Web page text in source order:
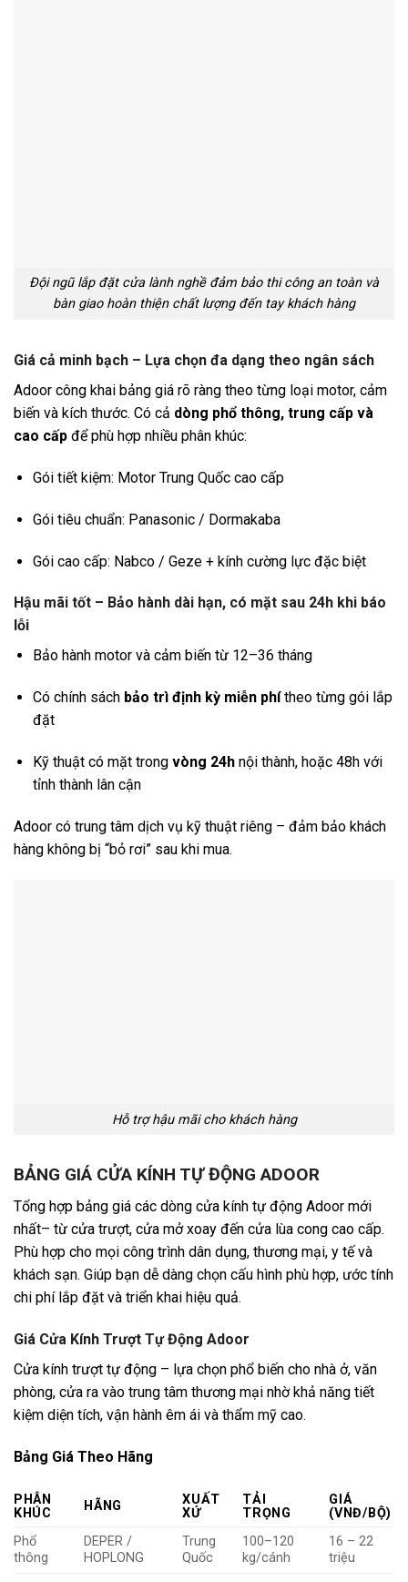
Đội ngũ lắp đặt cửa lành nghề đảm bảo thi công an toàn và
bàn giao hoàn thiện chất lượng đến tay khách hàng
Giá cả minh bạch – Lựa chọn đa dạng theo ngân sách
Adoor công khai bảng giá rõ ràng theo từng loại motor, cảm
biến và kích thước. Có cả dòng phổ thông, trung cấp và
cao cấp để phù hợp nhiều phân khúc:
Gói tiết kiệm: Motor Trung Quốc cao cấp
Gói tiêu chuẩn: Panasonic / Dormakaba
Gói cao cấp: Nabco / Geze + kính cường lực đặc biệt
Hậu mãi tốt – Bảo hành dài hạn, có mặt sau 24h khi báo
lỗi
Bảo hành motor và cảm biến từ 12–36 tháng
Có chính sách bảo trì định kỳ miễn phítheo từng gói lắp
đặt
Kỹ thuật có mặt trong vòng 24hnội thành, hoặc 48h với
tỉnh thành lân cận
Adoor có trung tâm dịch vụ kỹ thuật riêng – đảm bảo khách
hàng không bị “bỏ rơi” sau khi mua.
Hỗ trợ hậu mãi cho khách hàng
BẢNG GIÁ CỬA KÍNH TỰ ĐỘNG ADOOR
Tổng hợp bảng giá các dòng cửa kính tự động Adoor mới
nhất– từ cửa trượt, cửa mở xoay đến cửa lùa cong cao cấp.
Phù hợp cho mọi công trình dân dụng, thương mại, y tế và
khách sạn. Giúp bạn dễ dàng chọn cấu hình phù hợp, ước tính
chi phí lắp đặt và triển khai hiệu quả.
Giá Cửa Kính Trượt Tự Động Adoor
Cửa kính trượt tự động – lựa chọn phổ biến cho nhà ở, văn
phòng, cửa ra vào trung tâm thương mại nhờ khả năng tiết
kiệm diện tích, vận hành êm ái và thẩm mỹ cao.
Bảng Giá Theo Hãng
PHÂN
KHÚC
HÃNG
XUẤT
XỨ
TẢI
TRỌNG
GIÁ
(VNĐ/BỘ)
Phổ
thông
DEPER /
HOPLONG
Trung
Quốc
100–120
kg/cánh
16 – 22
triệu